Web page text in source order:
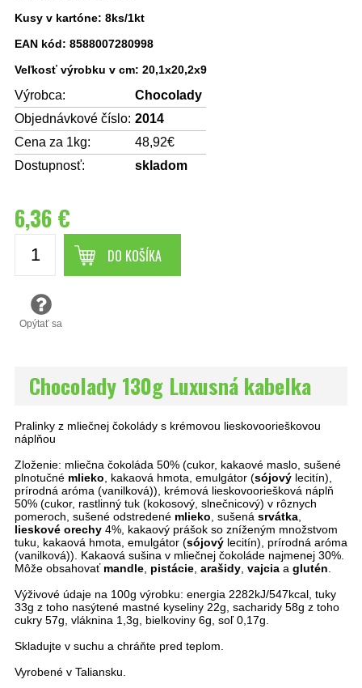
Kusy v kartóne: 8ks/1kt
EAN kód: 8588007280998
Veľkosť výrobku v cm: 20,1x20,2x9
Výrobca:
Chocolady
Objednávkové číslo: 2014
Cena za 1kg:
48,92€
Dostupnosť:
skladom
6,36 €
DO KOŠÍKA
Opýtať sa
Chocolady 130g Luxusná kabelka
Pralinky z mliečnej čokolády s krémovou lieskovoorieškovou
náplňou
Zloženie: mliečna čokoláda 50% (cukor, kakaové maslo, sušené
plnotučné mlieko, kakaová hmota, emulgátor (sójový lecitín),
prírodná aróma (vanilková)), krémová lieskovooriešková náplň
50% (cukor, rastlinný tuk (kokosový, slnečnicový) v rôznych
pomeroch, sušené odstredené mlieko, sušená srvátka,
lieskové orechy 4%, kakaový prášok so zníženým množstvom
tuku, kakaová hmota, emulgátor (sójový lecitín), prírodná aróma
(vanilková)). Kakaová sušina v mliečnej čokoláde najmenej 30%.
Môže obsahovať mandle, pistácie, arašidy, vajcia a glutén.
Výživové údaje na 100g výrobku: energia 2282kJ/547kcal, tuky
33g z toho nasýtené mastné kyseliny 22g, sacharidy 58g z toho
cukry 57g, vláknina 1,3g, bielkoviny 6g, soľ 0,17g.
Skladujte v suchu a chráňte pred teplom.
Vyrobené v Taliansku.